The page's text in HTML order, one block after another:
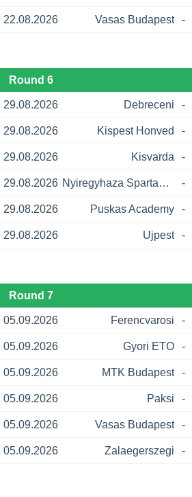
22.08.2026 Vasas Budapest -
Round 6
29.08.2026 Debreceni -
29.08.2026 Kispest Honved -
29.08.2026 Kisvarda -
29.08.2026 Nyiregyhaza Spartacus -
29.08.2026 Puskas Academy -
29.08.2026 Ujpest -
Round 7
05.09.2026 Ferencvarosi -
05.09.2026 Gyori ETO -
05.09.2026 MTK Budapest -
05.09.2026 Paksi -
05.09.2026 Vasas Budapest -
05.09.2026 Zalaegerszegi -